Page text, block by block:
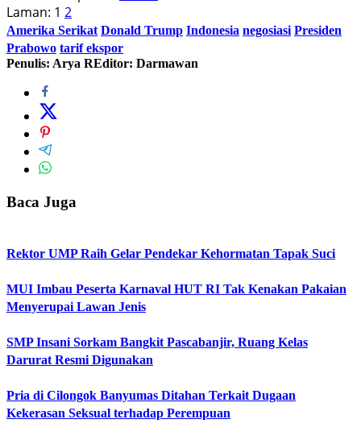
Laman: 1 2
Amerika Serikat Donald Trump Indonesia negosiasi Presiden
Prabowo tarif ekspor
Penulis: Arya REditor: Darmawan
Baca Juga
Rektor UMP Raih Gelar Pendekar Kehormatan Tapak Suci
MUI Imbau Peserta Karnaval HUT RI Tak Kenakan Pakaian
Menyerupai Lawan Jenis
SMP Insani Sorkam Bangkit Pascabanjir, Ruang Kelas
Darurat Resmi Digunakan
Pria di Cilongok Banyumas Ditahan Terkait Dugaan
Kekerasan Seksual terhadap Perempuan